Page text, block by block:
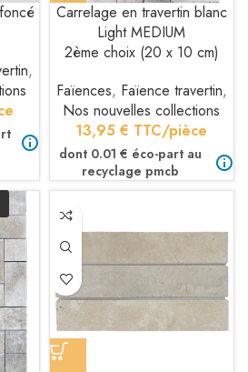
,
Carrelage en travertin blanc
Light MEDIUM
2ème choix (20 x 10 cm)
Faïences, Faïence travertin,
Nos nouvelles collections
13,95€ TTC/pièce
dont 0.01 € éco-part au
recyclage pmcb